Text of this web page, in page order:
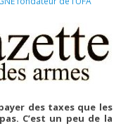
des taxes que les
C’est un peu de la